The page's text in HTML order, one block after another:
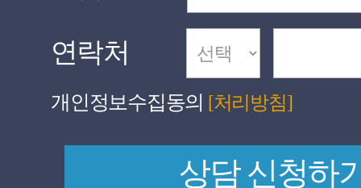
연락처
개인정보수집동의 [처리방침]